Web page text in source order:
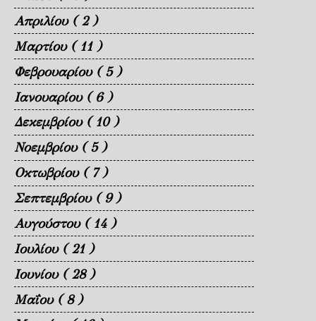
Απριλίου ( 2 )
Μαρτίου ( 11 )
Φεβρουαρίου ( 5 )
Ιανουαρίου ( 6 )
Δεκεμβρίου ( 10 )
Νοεμβρίου ( 5 )
Οκτωβρίου ( 7 )
Σεπτεμβρίου ( 9 )
Αυγούστου ( 14 )
Ιουλίου ( 21 )
Ιουνίου ( 28 )
Μαΐου ( 8 )